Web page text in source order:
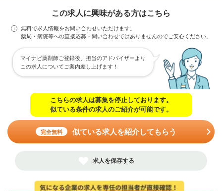
この求人に興味がある方はこちら
無料で求人情報をお問い合わせいただけます。
薬局・病院等への直接応募・問い合わせではありませんのでご安心ください。
マイナビ薬剤師ご登録後、担当のアドバイザーより
この求人についてご案内差し上げます！
こちらの求人は募集を停止しております。
似ている条件の求人のご紹介が可能です。
完全無料 似ている求人を紹介してもらう
求人を保存する